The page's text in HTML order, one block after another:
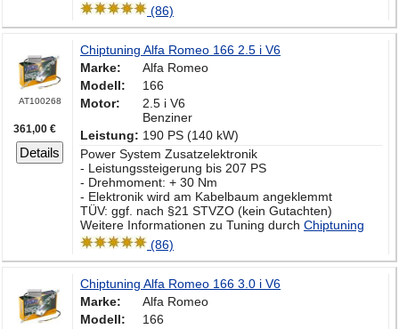
(86)
AT100268
361,00 €
Details
Chiptuning Alfa Romeo 166 2.5 i V6
Marke:
Alfa Romeo
Modell:
166
Motor:
2.5 i V6
Benziner
Leistung: 190 PS (140 kW)
Power System Zusatzelektronik
- Leistungssteigerung bis 207 PS
- Drehmoment: + 30 Nm
- Elektronik wird am Kabelbaum angeklemmt
TÜV: ggf. nach §21 STVZO (kein Gutachten)
Weitere Informationen zu Tuning durch Chiptuning
(86)
Chiptuning Alfa Romeo 166 3.0 i V6
Marke:
Alfa Romeo
Modell:
166